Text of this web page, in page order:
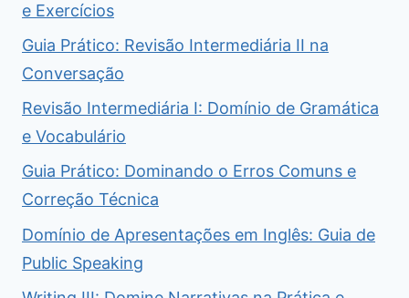
e Exercícios
Guia Prático: Revisão Intermediária II na
Conversação
Revisão Intermediária I: Domínio de Gramática
e Vocabulário
Guia Prático: Dominando o Erros Comuns e
Correção Técnica
Domínio de Apresentações em Inglês: Guia de
Public Speaking